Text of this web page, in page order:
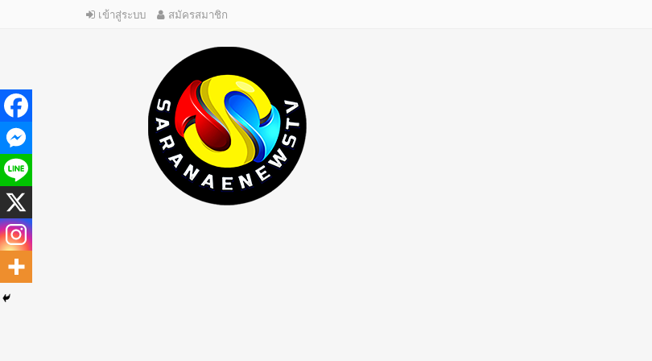
เข้าสู่ระบบ สมัครสมาชิก